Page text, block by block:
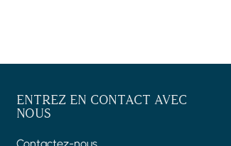
ENTREZ EN CONTACT AVEC
NOUS